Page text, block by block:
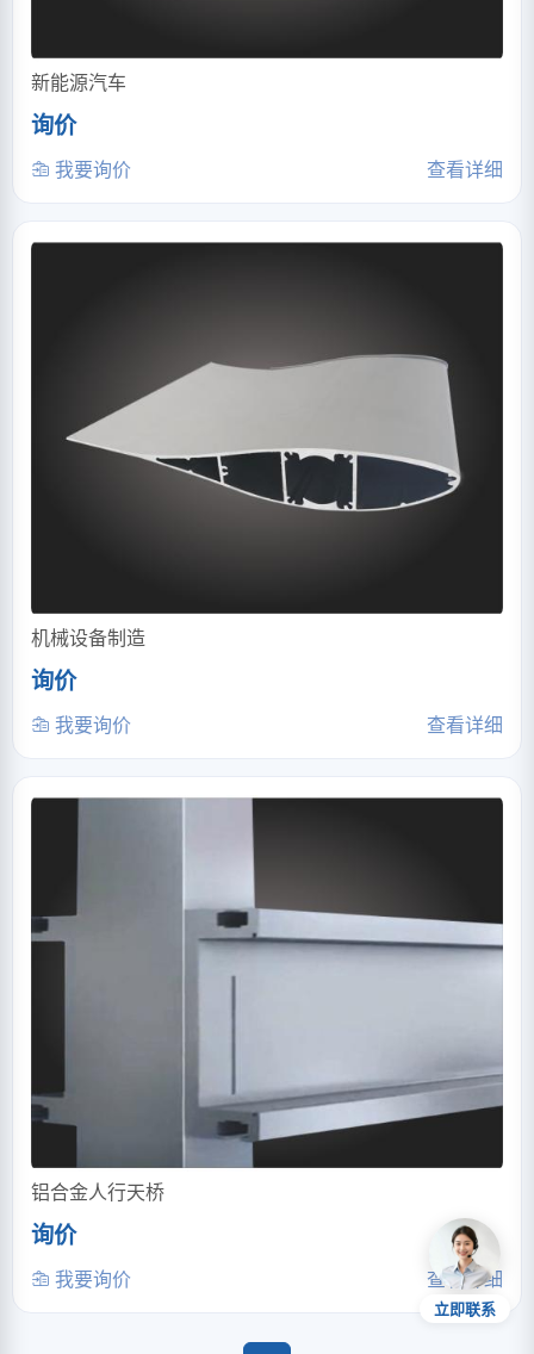
新能源汽车
询价
我要询价 查看详细
机械设备制造
询价
我要询价 查看详细
铝合金人行天桥
询价
我要询价 查看详细
立即联系